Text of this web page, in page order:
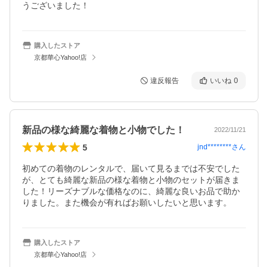
うございました！
購入したストア
京都華心Yahoo!店
違反報告 いいね 0
新品の様な綺麗な着物と小物でした！ 2022/11/21
5 jnd********さん
初めての着物のレンタルで、届いて見るまでは不安でした
が、とても綺麗な新品の様な着物と小物のセットが届きま
した！リーズナブルな価格なのに、綺麗な良いお品で助か
購入したストア
京都華心Yahoo!店